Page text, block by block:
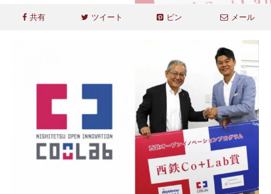
共有 ツイート ピン メール